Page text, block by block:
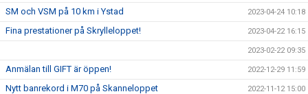
SM och VSM på 10 km i Ystad 2023-04-24 10:18
Fina prestationer på Skrylleloppet! 2023-04-22 16:15
2023-02-22 09:35
Anmälan till GIFT är öppen! 2022-12-29 11:59
Nytt banrekord i M70 på Skanneloppet 2022-11-12 15:00